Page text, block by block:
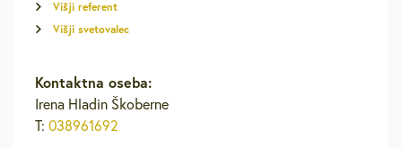
Višji referent
Višji svetovalec
Kontaktna oseba:
Irena Hladin Škoberne
T: 038961692